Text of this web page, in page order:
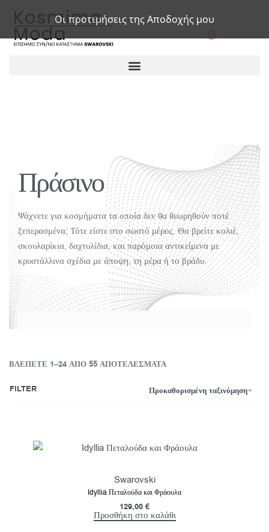
Πράσινο
Ψάχνετε για κοσμήματα τα οποία δεν θα θεωρηθούν ποτέ
ξεπερασμένα; Τότε είστε στο σωστό μέρος. Θα βρείτε κολιέ,
σκουλαρίκια, δαχτυλίδια, και παρόμοια αντικείμενα με
κρυστάλλινα σχέδια με άποψη, τη μέρα ή το βράδυ.
ΒΛΈΠΕΤΕ 1–24 ΑΠΌ 55 ΑΠΟΤΕΛΈΣΜΑΤΑ
Προκαθορισμένη ταξινόμηση
FILTER
Swarovski
Idyllia Πεταλούδα και Φράουλα
129,00 €
Προσθήκη στο καλάθι
Οι προτιμήσεις της Αποδοχής μου